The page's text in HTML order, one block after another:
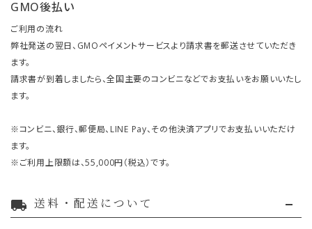
GMO後払い
ご利用の流れ
弊社発送の翌日、GMOペイメントサービスより請求書を郵送させていただき
ます。
請求書が到着しましたら、全国主要のコンビニなどでお支払いをお願いいたし
ます。
※コンビニ、銀行、郵便局、LINE Pay、その他決済アプリでお支払いいただけ
ます。
※ご利用上限額は、55,000円（税込）です。
local_shipping 送料・配送について